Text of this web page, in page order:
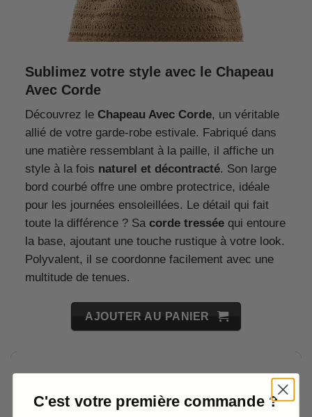
Sublimez votre style avec le Chapeau
Avec Corde
Découvrez le Chapeau Avec Corde, un véritable
allié de votre garde-robe estivale. Fabriqué dans
une matière ressemblant à la paille, il affiche un
style à la fois naturel et décontracté. Son large
bord courbé offre une ombre protectrice, idéale
pour les journées ensoleillées. Le détail qui fait
toute la différence ? Sa corde tresséequi entoure
la base, ajoutant une touche rustique à votre look.
Polyvalent, il se coordonne facilement avec une
multitude de tenues.
AJOUTER AU PANIER
C'est votre première commande ?